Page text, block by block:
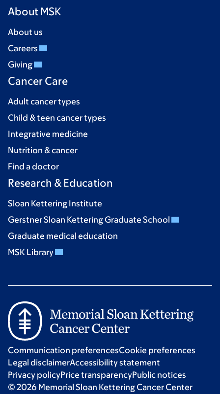
About MSK
About us
Careers
Giving
Cancer Care
Adult cancer types
Child & teen cancer types
Integrative medicine
Nutrition & cancer
Find a doctor
Research & Education
Sloan Kettering Institute
Gerstner Sloan Kettering Graduate School
Graduate medical education
MSK Library
Communication preferencesCookie preferences
Legal disclaimerAccessibility statement
Privacy policyPrice transparencyPublic notices
© 2026 Memorial Sloan Kettering Cancer Center